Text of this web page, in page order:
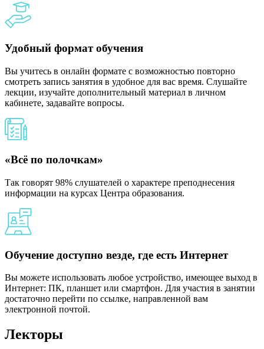
Удобный формат обучения
Вы учитесь в онлайн формате с возможностью повторно
смотреть запись занятия в удобное для вас время. Слушайте
лекции, изучайте дополнительный материал в личном
кабинете, задавайте вопросы.
«Всё по полочкам»
Так говорят 98% слушателей о характере преподнесения
информации на курсах Центра образования.
Обучение доступно везде, где есть Интернет
Вы можете использовать любое устройство, имеющее выход в
Интернет: ПК, планшет или смартфон. Для участия в занятии
достаточно перейти по ссылке, направленной вам
электронной почтой.
Лекторы